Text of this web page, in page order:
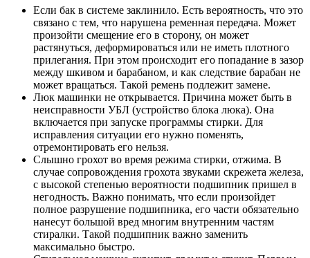
Если бак в системе заклинило. Есть вероятность, что это
связано с тем, что нарушена ременная передача. Может
произойти смещение его в сторону, он может
растянуться, деформироваться или не иметь плотного
прилегания. При этом происходит его попадание в зазор
между шкивом и барабаном, и как следствие барабан не
может вращаться. Такой ремень подлежит замене.
Люк машинки не открывается. Причина может быть в
неисправности УБЛ (устройство блока люка). Она
включается при запуске программы стирки. Для
исправления ситуации его нужно поменять,
отремонтировать его нельзя.
Слышно грохот во время режима стирки, отжима. В
случае сопровождения грохота звуками скрежета железа,
с высокой степенью вероятности подшипник пришел в
негодность. Важно понимать, что если произойдет
полное разрушение подшипника, его части обязательно
нанесут большой вред многим внутренним частям
стиралки. Такой подшипник важно заменить
максимально быстро.